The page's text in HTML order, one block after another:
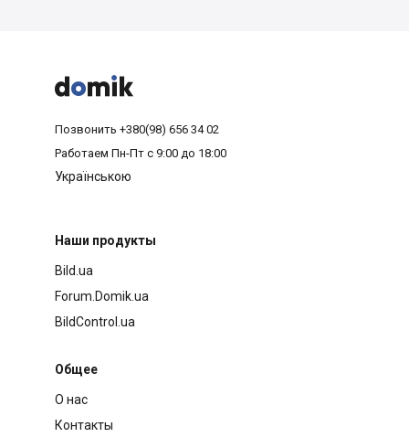



Позвонить +380(98) 656 34 02
Работаем Пн-Пт с 9:00 до 18:00
Українською
Наши продукты
Bild.ua
Forum.Domik.ua
BildControl.ua
Общее
О нас
Контакты